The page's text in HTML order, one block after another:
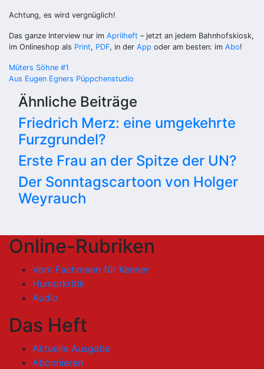
Achtung, es wird vergnüglich!
Das ganze Interview nur im Aprilheft – jetzt an jedem Bahnhofskiosk,
im Onlineshop als Print, PDF, in der App oder am besten: im Abo!
Beitragsnavigation
Müters Söhne #1
Aus Eugen Egners Püppchenstudio
Ähnliche Beiträge
Friedrich Merz: eine umgekehrte
Furzgrundel?
Erste Frau an der Spitze der UN?
Der Sonntagscartoon von Holger
Weyrauch
Online-Rubriken
Vom Fachmann für Kenner
Humorkritik
Audio
Das Heft
Aktuelle Ausgabe
Abonnieren